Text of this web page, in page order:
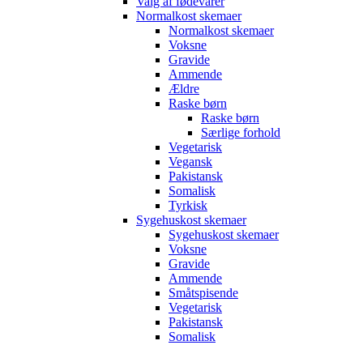
Normalkost skemaer
Normalkost skemaer
Voksne
Gravide
Ammende
Ældre
Raske børn
Raske børn
Særlige forhold
Vegetarisk
Vegansk
Pakistansk
Somalisk
Tyrkisk
Sygehuskost skemaer
Sygehuskost skemaer
Voksne
Gravide
Ammende
Småtspisende
Vegetarisk
Pakistansk
Somalisk